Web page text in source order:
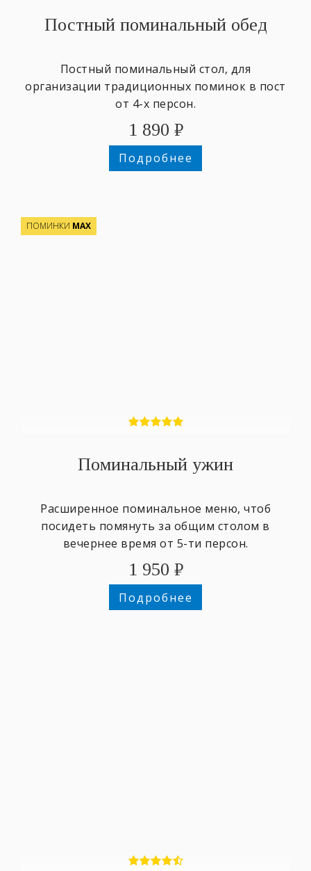
Постный поминальный обед
Постный поминальный стол, для
организации традиционных поминок в пост
от 4-х персон.
1 890 ₽
Подробнее
ПОМИНКИ МАХ
Поминальный ужин
Расширенное поминальное меню, чтоб
посидеть помянуть за общим столом в
вечернее время от 5-ти персон.
1 950 ₽
Подробнее